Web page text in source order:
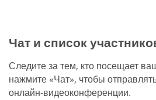
Чат и список
Следите за тем, кто посещает
нажмите «Чат», чтобы
онлайн-видеоконференции.